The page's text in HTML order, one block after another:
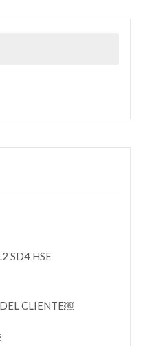
SD4 HSE
CLIENTE￼